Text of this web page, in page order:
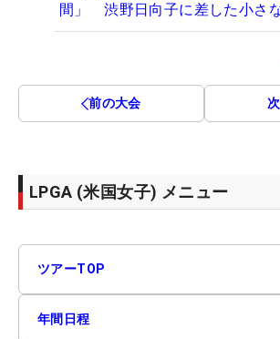
間」 渋野日向子に差した小さ
前の大会
LPGA (米国女子) メニュー
ツアーTOP
年間日程